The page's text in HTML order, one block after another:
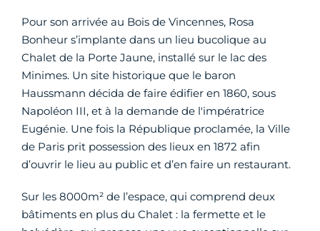
Pour son arrivée au Bois de Vincennes, Rosa
Bonheur s’implante dans un lieu bucolique au
Chalet de la Porte Jaune, installé sur le lac des
Minimes. Un site historique que le baron
Haussmann décida de faire édifier en 1860, sous
Napoléon III, et à la demande de l'impératrice
Eugénie. Une fois la République proclamée, la Ville
de Paris prit possession des lieux en 1872 afin
d’ouvrir le lieu au public et d’en faire un restaurant.
Sur les 8000m² de l’espace, qui comprend deux
bâtiments en plus du Chalet : la fermette et le